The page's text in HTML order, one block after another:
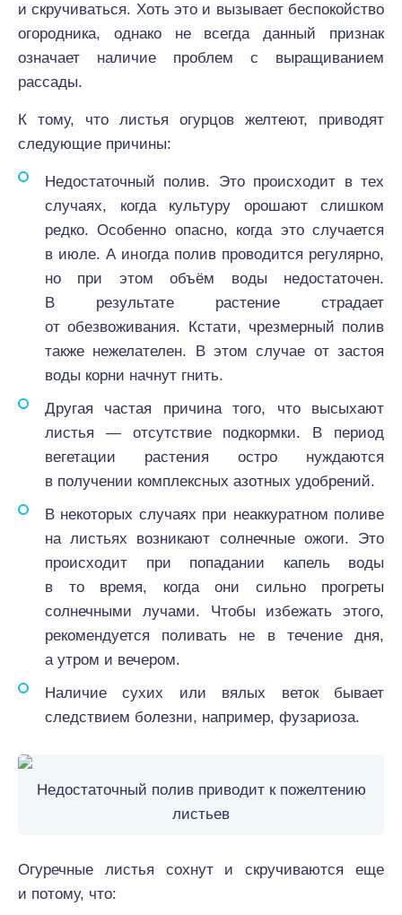
и скручиваться. Хоть это и вызывает беспокойство
огородника, однако не всегда данный признак
означает наличие проблем с выращиванием
рассады.
К тому, что листья огурцов желтеют, приводят
следующие причины:
Недостаточный полив. Это происходит в тех
случаях, когда культуру орошают слишком
редко. Особенно опасно, когда это случается
в июле. А иногда полив проводится регулярно,
но при этом объём воды недостаточен.
В результате растение страдает
от обезвоживания. Кстати, чрезмерный полив
также нежелателен. В этом случае от застоя
воды корни начнут гнить.
Другая частая причина того, что высыхают
листья — отсутствие подкормки. В период
вегетации растения остро нуждаются
в получении комплексных азотных удобрений.
В некоторых случаях при неаккуратном поливе
на листьях возникают солнечные ожоги. Это
происходит при попадании капель воды
в то время, когда они сильно прогреты
солнечными лучами. Чтобы избежать этого,
рекомендуется поливать не в течение дня,
а утром и вечером.
Наличие сухих или вялых веток бывает
следствием болезни, например, фузариоза.
Недостаточный полив приводит к пожелтению
листьев
Огуречные листья сохнут и скручиваются еще
и потому, что: